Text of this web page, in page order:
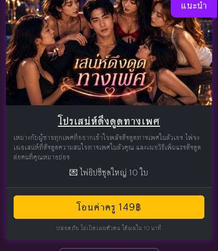
แนะนำ
โปรเสน่ห์ดึงดูดทางเพศ
เหมาะกับผู้ชายทุกเพศที่อยากเข้าใจพลังดึงดูดทางเพศในตัวเอง ไพ่จะ
เผยเสน่ห์ที่ดึงดูดความสนใจทางเพศในตัวคุณ และเผยวิธีเพิ่มแรงดึงดูด
ต่อคนที่คุณหมายปอง
💌 ไพ่ยิปซีชุดใหญ่ 10 ใบ
โอนค่าครู 149฿
ปลอดภัย ไม่เปิดเผยตัวตน ได้ผลใน 10 นาที